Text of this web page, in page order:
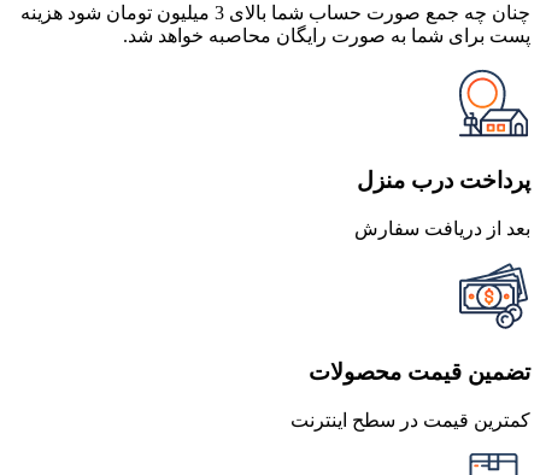
چنان چه جمع صورت حساب شما بالای 3 میلیون تومان شود هزینه
پست برای شما به صورت رایگان محاصبه خواهد شد.
پرداخت درب منزل
بعد از دریافت سفارش
تضمین قیمت محصولات
کمترین قیمت در سطح اینترنت